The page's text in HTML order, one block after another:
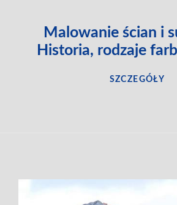
Malowanie ścian i
Historia, rodzaje
SZCZEGÓŁY